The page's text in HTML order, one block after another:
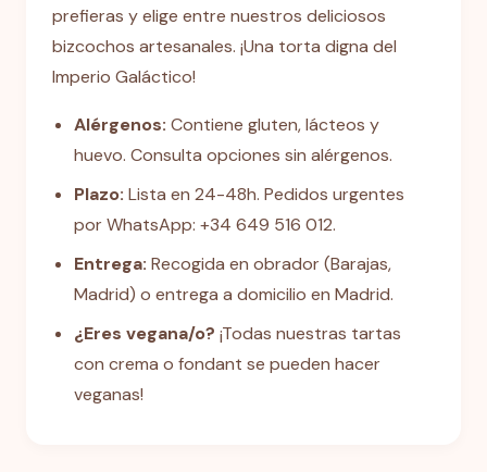
prefieras y elige entre nuestros deliciosos
bizcochos artesanales. ¡Una torta digna del
Imperio Galáctico!
Alérgenos: Contiene gluten, lácteos y
huevo. Consulta opciones sin alérgenos.
Plazo: Lista en 24-48h. Pedidos urgentes
por WhatsApp: +34 649 516 012.
Entrega: Recogida en obrador (Barajas,
Madrid) o entrega a domicilio en Madrid.
¿Eres vegana/o? ¡Todas nuestras tartas
con crema o fondant se pueden hacer
veganas!